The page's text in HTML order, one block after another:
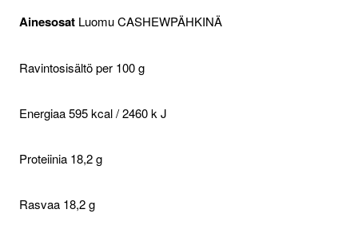
Ainesosat Luomu CASHEWPÄHKINÄ
Ravintosisältö per 100 g
Energiaa 595 kcal / 2460 k J
Proteiinia 18,2 g
Rasvaa 18,2 g